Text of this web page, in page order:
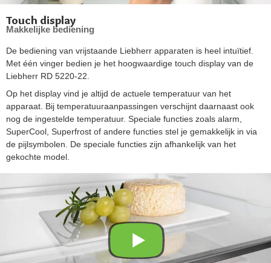
Touch display
Makkelijke bediening
De bediening van vrijstaande Liebherr apparaten is heel intuïtief.
Met één vinger bedien je het hoogwaardige touch display van de
Liebherr RD 5220-22.
Op het display vind je altijd de actuele temperatuur van het
apparaat. Bij temperatuuraanpassingen verschijnt daarnaast ook
nog de ingestelde temperatuur. Speciale functies zoals alarm,
SuperCool, Superfrost of andere functies stel je gemakkelijk in via
de pijlsymbolen. De speciale functies zijn afhankelijk van het
gekochte model.